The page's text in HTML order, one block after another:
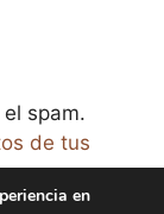
spam.
de tus
en